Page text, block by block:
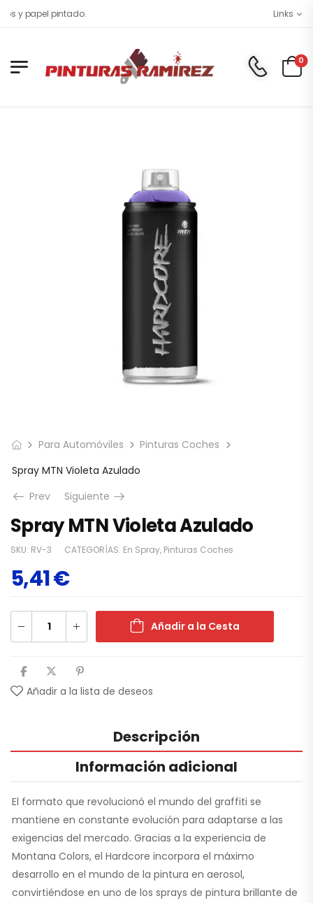
y papel pintado. Links
0
Para Automóviles
Pinturas Coches
Spray MTN Violeta Azulado
Prev
Siguiente
Spray MTN Violeta Azulado
SKU: RV-3 CATEGORÍAS: En Spray, Pinturas Coches
5,41€
Añadir a la Cesta
Añadir a la lista de deseos
Descripción
Información adicional
El formato que revolucionó el mundo del graffiti se
mantiene en constante evolución para adaptarse a las
exigencias del mercado. Gracias a la experiencia de
Montana Colors, el Hardcore incorpora el máximo
desarrollo en el mundo de la pintura en aerosol,
convirtiéndose en uno de los sprays de pintura brillante de